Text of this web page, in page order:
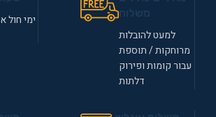
למעט להובלות
מרוחקות / תוספת
עבור קומות ופירוק
דלתות